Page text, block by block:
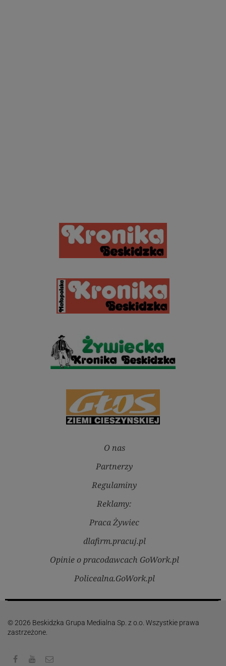
O nas
Partnerzy
Regulaminy
Reklamy:
Praca Żywiec
dlafirm.pracuj.pl
Opinie o pracodawcach GoWork.pl
Policealna.GoWork.pl
© 2026 Beskidzka Grupa Medialna Sp. z o.o. Wszystkie prawa
zastrzeżone.